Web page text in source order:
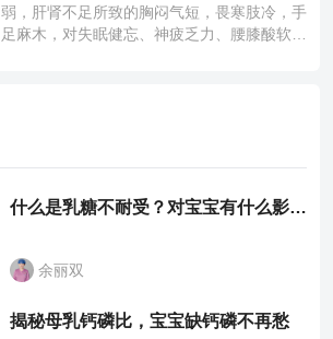
弱，肝肾不足所致的胸闷气短，畏寒肢冷，手
足麻木，对失眠健忘、神疲乏力、腰膝酸软也
什么是乳糖不耐受？对宝宝有什么影响？
余丽双
揭秘母乳钙磷比，宝宝缺钙磷不再愁